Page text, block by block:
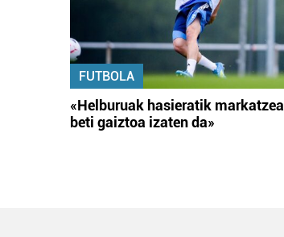
FUTBOLA
«Helburuak hasieratik markatzea
beti gaiztoa izaten da»